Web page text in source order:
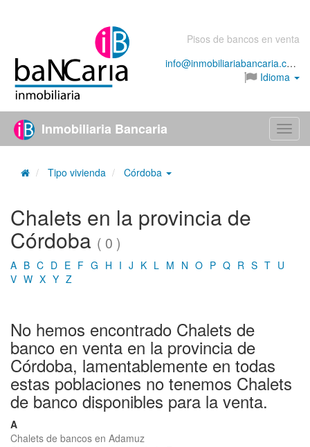
Pisos de bancos en venta
info@inmobiliariabancaria.com
Idioma
Menú
Inmobiliaria Bancaria
Tipo vivienda Córdoba
Chalets en la provincia de
Córdoba ( 0 )
A B C D E F G H I J K L M N O P Q R S T U
V W X Y Z
No hemos encontrado Chalets de
banco en venta en la provincia de
Córdoba, lamentablemente en todas
estas poblaciones no tenemos Chalets
de banco disponibles para la venta.
A
Chalets de bancos en Adamuz